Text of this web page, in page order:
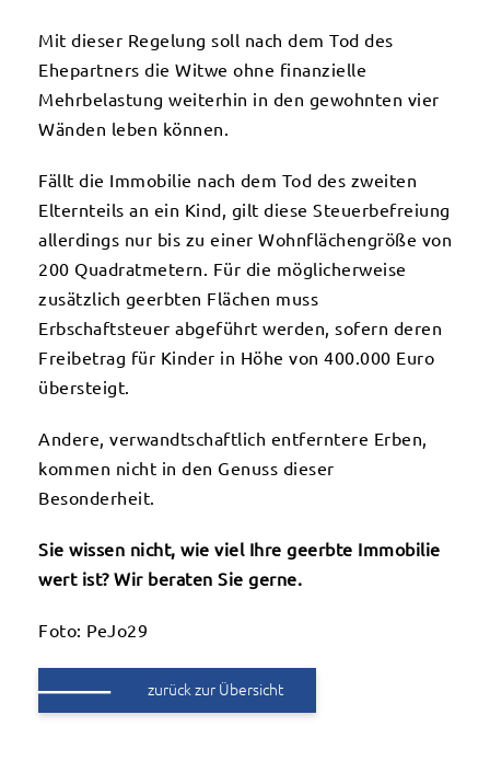
Mit dieser Regelung soll nach dem Tod des
Ehepartners die Witwe ohne finanzielle
Mehrbelastung weiterhin in den gewohnten vier
Wänden leben können.
Fällt die Immobilie nach dem Tod des zweiten
Elternteils an ein Kind, gilt diese Steuerbefreiung
allerdings nur bis zu einer Wohnflächengröße von
200 Quadratmetern. Für die möglicherweise
zusätzlich geerbten Flächen muss
Erbschaftsteuer abgeführt werden, sofern deren
Freibetrag für Kinder in Höhe von 400.000 Euro
übersteigt.
Andere, verwandtschaftlich entferntere Erben,
kommen nicht in den Genuss dieser
Besonderheit.
Sie wissen nicht, wie viel Ihre geerbte Immobilie
wert ist? Wir beraten Sie gerne.
Foto: PeJo29
zurück zur Übersicht